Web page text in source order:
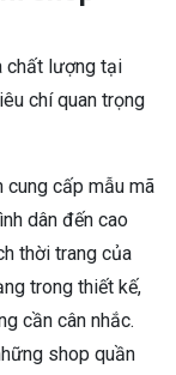
chất lượng tại
chí quan trọng
cung cấp mẫu mã
dân đến cao
thời trang của
trong thiết kế,
cần cân nhắc.
shop quần